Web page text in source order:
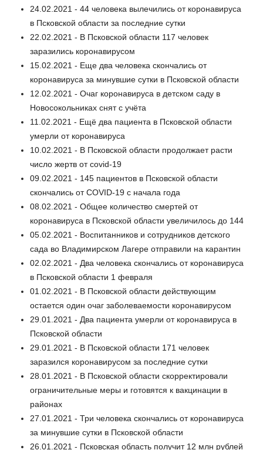
24.02.2021 - 44 человека вылечились от коронавируса
в Псковской области за последние сутки
22.02.2021 - В Псковской области 117 человек
заразились коронавирусом
15.02.2021 - Еще два человека скончались от
коронавируса за минувшие сутки в Псковской области
12.02.2021 - Очаг коронавируса в детском саду в
Новосокольниках снят с учёта
11.02.2021 - Ещё два пациента в Псковской области
умерли от коронавируса
10.02.2021 - В Псковской области продолжает расти
число жертв от covid-19
09.02.2021 - 145 пациентов в Псковской области
скончались от COVID-19 c начала года
08.02.2021 - Общее количество смертей от
коронавируса в Псковской области увеличилось до 144
05.02.2021 - Воспитанников и сотрудников детского
сада во Владимирском Лагере отправили на карантин
02.02.2021 - Два человека скончались от коронавируса
в Псковской области 1 февраля
01.02.2021 - В Псковской области действующим
остается один очаг заболеваемости коронавирусом
29.01.2021 - Два пациента умерли от коронавируса в
Псковской области
29.01.2021 - В Псковской области 171 человек
заразился коронавирусом за последние сутки
28.01.2021 - В Псковской области скорректировали
ограничительные меры и готовятся к вакцинации в
районах
27.01.2021 - Три человека скончались от коронавируса
за минувшие сутки в Псковской области
26.01.2021 - Псковская область получит 12 млн рублей